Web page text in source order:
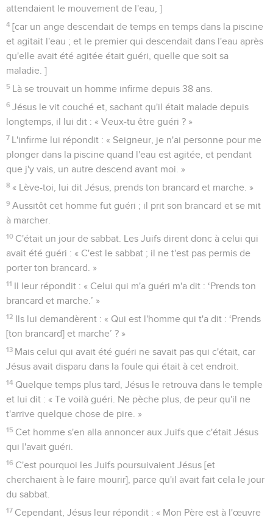
Les vidéos ne sont pas disponibles aux USA et C anada.
Jésus guérit un homme paralysé
Or à Jérusalem, près de la porte des brebis, il y a une
piscine qui s'appelle en hébreu Béthesda et qui a cinq
portiques.
3
Sous ces portiques un grand nombre de malades étaient
couchés : des aveugles, des boiteux, des paralysés ; [ils
attendaient le mouvement de l'eau, ]
4 [car un ange descendait de temps en temps dans la piscine
et agitait l'eau ; et le premier qui descendait dans l'eau après
qu'elle avait été agitée était guéri, quelle que soit sa
maladie. ]
5 Là se trouvait un homme infirme depuis 38 ans.
6
Jésus le vit couché et, sachant qu'il était malade depuis
longtemps, il lui dit : « Veux-tu être guéri ? »
7
L'infirme lui répondit : « Seigneur, je n'ai personne pour me
plonger dans la piscine quand l'eau est agitée, et pendant
que j'y vais, un autre descend avant moi. »
8 « Lève-toi, lui dit Jésus, prends ton brancard et marche. »
9
Aussitôt cet homme fut guéri ; il prit son brancard et se mit
à marcher.
C'était un jour de sabbat. Les Juifs dirent donc à celui qui
avait été guéri : « C'est le sabbat ; il ne t'est pas permis de
porter ton brancard. »
11 Il leur répondit : « Celui qui m'a guéri m'a dit : ‘Prends ton
brancard et marche.’ »
[ton brancard] et marche’ ? »